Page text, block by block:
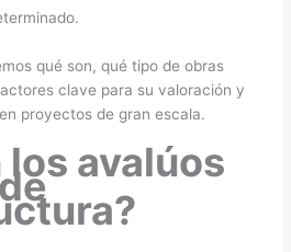
qué son, qué tipo de obras
clave para su valoración y
proyectos de gran escala.
los avalúos